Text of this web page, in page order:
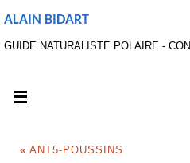
ALAIN BIDART
GUIDE NATURALISTE POLAIRE -
« ANT5-POUSSINS